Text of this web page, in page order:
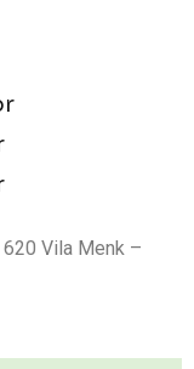
Vila Menk –